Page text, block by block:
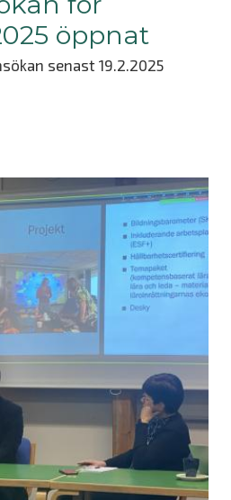
öppnat
senast 19.2.2025